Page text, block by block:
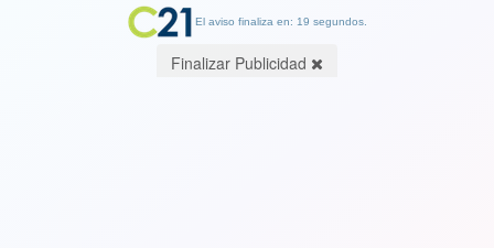
El aviso finaliza en: 19 segundos.
Finalizar Publicidad